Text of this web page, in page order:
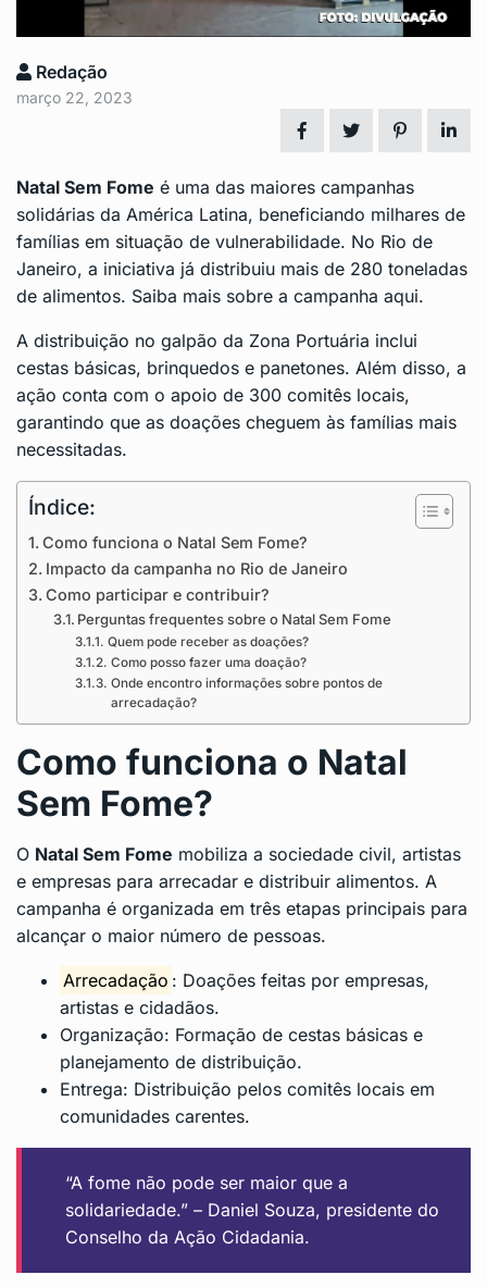
Redação
março 22, 2023
Natal Sem Fome é uma das maiores campanhas
solidárias da América Latina, beneficiando milhares de
famílias em situação de vulnerabilidade. No Rio de
Janeiro, a iniciativa já distribuiu mais de 280 toneladas
de alimentos. Saiba mais sobre a campanha aqui.
A distribuição no galpão da Zona Portuária inclui
cestas básicas, brinquedos e panetones. Além disso, a
ação conta com o apoio de 300 comitês locais,
garantindo que as doações cheguem às famílias mais
necessitadas.
Índice:
Como funciona o Natal Sem Fome?
Impacto da campanha no Rio de Janeiro
Como participar e contribuir?
Perguntas frequentes sobre o Natal Sem Fome
Quem pode receber as doações?
Como posso fazer uma doação?
Onde encontro informações sobre pontos de
arrecadação?
Como funciona o Natal
Sem Fome?
O Natal Sem Fome mobiliza a sociedade civil, artistas
e empresas para arrecadar e distribuir alimentos. A
campanha é organizada em três etapas principais para
alcançar o maior número de pessoas.
Arrecadação : Doações feitas por empresas,
artistas e cidadãos.
Organização: Formação de cestas básicas e
planejamento de distribuição.
Entrega: Distribuição pelos comitês locais em
comunidades carentes.
“A fome não pode ser maior que a
solidariedade.” – Daniel Souza, presidente do
Conselho da Ação Cidadania.